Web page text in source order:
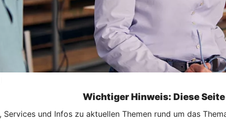
Wichtiger Hinweis: Diese
und Infos zu aktuellen Themen rund um das